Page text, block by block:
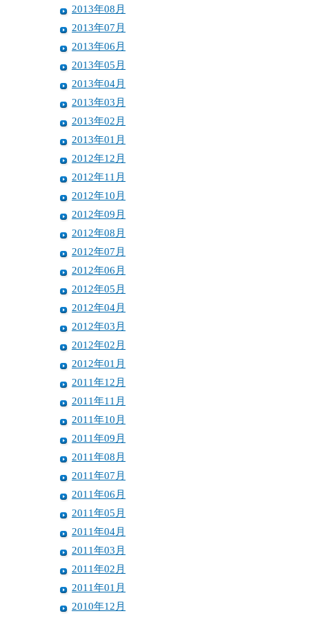
2013年08月
2013年07月
2013年06月
2013年05月
2013年04月
2013年03月
2013年02月
2013年01月
2012年12月
2012年11月
2012年10月
2012年09月
2012年08月
2012年07月
2012年06月
2012年05月
2012年04月
2012年03月
2012年02月
2012年01月
2011年12月
2011年11月
2011年10月
2011年09月
2011年08月
2011年07月
2011年06月
2011年05月
2011年04月
2011年03月
2011年02月
2011年01月
2010年12月